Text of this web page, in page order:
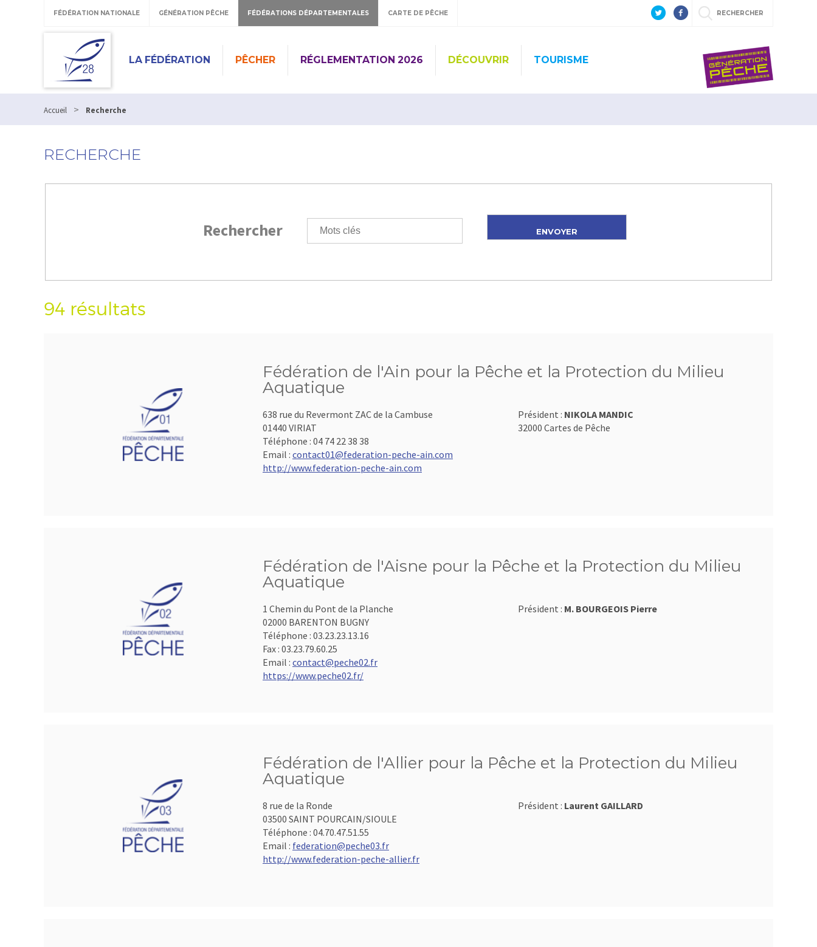
FÉDÉRATION NATIONALE GÉNÉRATION PÊCHE FÉDÉRATIONS DÉPARTEMENTALES CARTE DE PÊCHE RECHERCHER
LA FÉDÉRATION PÊCHER RÉGLEMENTATION 2026 DÉCOUVRIR TOURISME
Accueil > Recherche
RECHERCHE
Rechercher
94 résultats
Fédération de l'Ain pour la Pêche et la Protection du Milieu
Aquatique
638 rue du Revermont ZAC de la Cambuse
01440 VIRIAT
Téléphone : 04 74 22 38 38
Email : contact01@federation-peche-ain.com
http://www.federation-peche-ain.com
Président : NIKOLA MANDIC
32000 Cartes de Pêche
Fédération de l'Aisne pour la Pêche et la Protection du Milieu
Aquatique
1 Chemin du Pont de la Planche
02000 BARENTON BUGNY
Téléphone : 03.23.23.13.16
Fax : 03.23.79.60.25
Email : contact@peche02.fr
https://www.peche02.fr/
Président : M. BOURGEOIS Pierre
Fédération de l'Allier pour la Pêche et la Protection du Milieu
Aquatique
8 rue de la Ronde
03500 SAINT POURCAIN/SIOULE
Téléphone : 04.70.47.51.55
Email : federation@peche03.fr
http://www.federation-peche-allier.fr
Président : Laurent GAILLARD